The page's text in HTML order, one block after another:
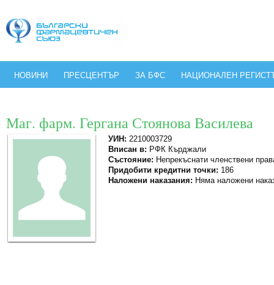
НОВИНИ ПРЕСЦЕНТЪР ЗА БФС НАЦИОНАЛЕН
Маг. фарм. Гергана Стоянова Василева
УИН: 2210003729
Вписан в: РФК Кърджали
Състояние: Непрекъснати членствени
Придобити кредитни точки: 186
Наложени наказания: Няма наложени